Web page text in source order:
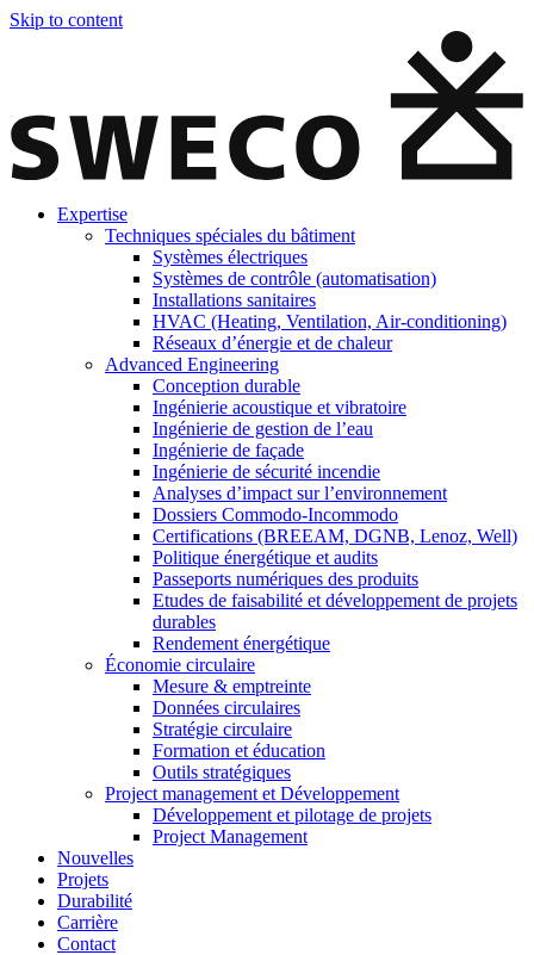
Skip to content
Expertise
Techniques spéciales du bâtiment
Systèmes électriques
Systèmes de contrôle (automatisation)
Installations sanitaires
HVAC (Heating, Ventilation, Air-conditioning)
Réseaux d’énergie et de chaleur
Advanced Engineering
Conception durable
Ingénierie acoustique et vibratoire
Ingénierie de gestion de l’eau
Ingénierie de façade
Ingénierie de sécurité incendie
Analyses d’impact sur l’environnement
Dossiers Commodo-Incommodo
Certifications (BREEAM, DGNB, Lenoz, Well)
Politique énergétique et audits
Passeports numériques des produits
Etudes de faisabilité et développement de projets
durables
Rendement énergétique
Économie circulaire
Mesure & emptreinte
Données circulaires
Stratégie circulaire
Formation et éducation
Outils stratégiques
Project management et Développement
Développement et pilotage de projets
Project Management
Nouvelles
Projets
Durabilité
Carrière
Contact